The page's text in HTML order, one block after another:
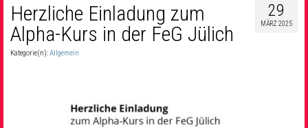
1 Pfarrei
16 Gemeinden & mehr
Gemeinschaft & Soziales
29
MÄRZ 2025
Herzliche Einladung zum
Alpha-Kurs in der FeG Jülich
Kategorie(n):Allgemein